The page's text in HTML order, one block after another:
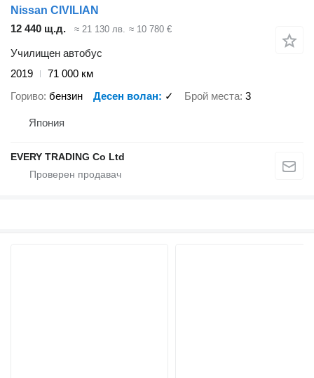
Nissan CIVILIAN
12 440 щ.д.
≈ 21 130 лв. ≈ 10 780 €
Училищен автобус
2019
71 000 км
Гориво бензин Десен волан ✓ Брой места 3
Япония
EVERY TRADING Co Ltd